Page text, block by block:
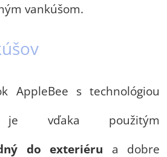
vankúšom.
AppleBee s technológiou
vďaka použitým
do exteriéru a dobre